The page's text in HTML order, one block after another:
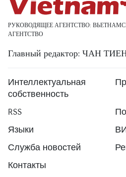
РУКОВОДЯЩЕЕ АГЕНТСТВО:
АГЕНТСТВО
Главный редактор: ЧАН
Интеллектуальная
собственность
RSS
Языки
Служба новостей
Контакты